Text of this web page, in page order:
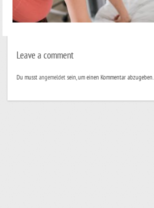
Leave a comment
Du musstangemeldetsein, um einen Kommentar abzugeben.